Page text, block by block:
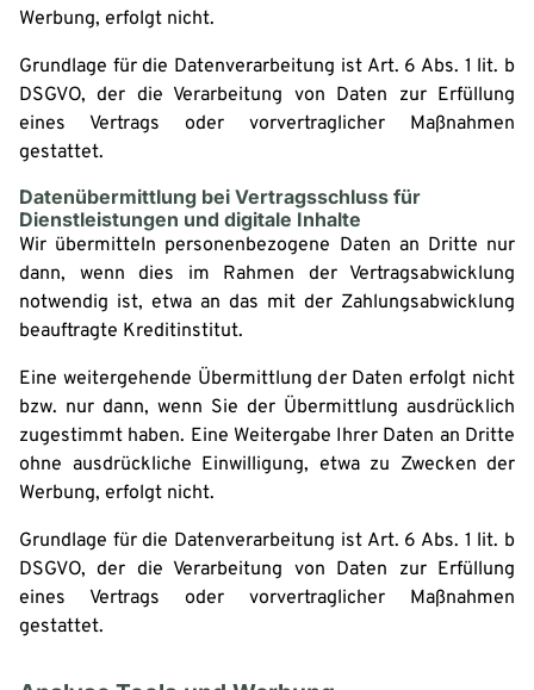
Werbung, erfolgt nicht.
Grundlage für die Datenverarbeitung ist Art. 6 Abs. 1 lit. b
DSGVO, der die Verarbeitung von Daten zur Erfüllung
eines Vertrags oder vorvertraglicher Maßnahmen
gestattet.
Datenübermittlung bei Vertragsschluss für
Dienstleistungen und digitale Inhalte
Wir übermitteln personenbezogene Daten an Dritte nur
dann, wenn dies im Rahmen der Vertragsabwicklung
notwendig ist, etwa an das mit der Zahlungsabwicklung
beauftragte Kreditinstitut.
Eine weitergehende Übermittlung der Daten erfolgt nicht
bzw. nur dann, wenn Sie der Übermittlung ausdrücklich
zugestimmt haben. Eine Weitergabe Ihrer Daten an Dritte
ohne ausdrückliche Einwilligung, etwa zu Zwecken der
Werbung, erfolgt nicht.
Grundlage für die Datenverarbeitung ist Art. 6 Abs. 1 lit. b
DSGVO, der die Verarbeitung von Daten zur Erfüllung
eines Vertrags oder vorvertraglicher Maßnahmen
gestattet.